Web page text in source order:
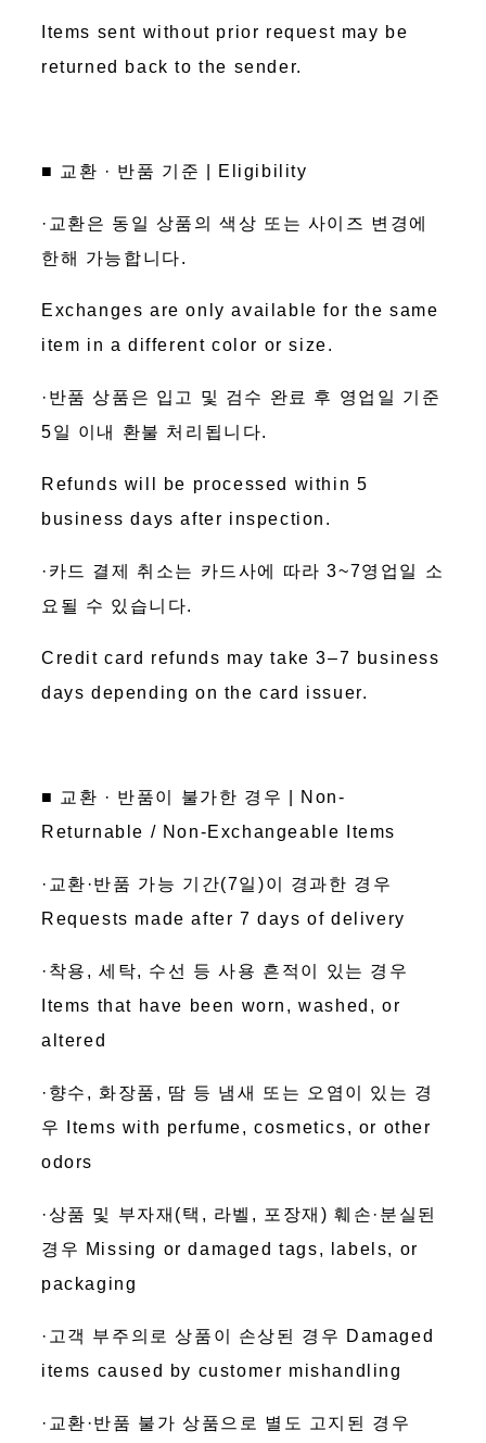
Items sent without prior request may be
returned back to the sender.
■ 교환 · 반품 기준 | Eligibility
·교환은 동일 상품의 색상 또는 사이즈 변경에
한해 가능합니다.
Exchanges are only available for the same
item in a different color or size.
·반품 상품은 입고 및 검수 완료 후 영업일 기준
5일 이내 환불 처리됩니다.
Refunds will be processed within 5
business days after inspection.
·카드 결제 취소는 카드사에 따라 3~7영업일 소
요될 수 있습니다.
Credit card refunds may take 3–7 business
days depending on the card issuer.
■ 교환 · 반품이 불가한 경우 | Non-
Returnable / Non-Exchangeable Items
·교환·반품 가능 기간(7일)이 경과한 경우
Requests made after 7 days of delivery
·착용, 세탁, 수선 등 사용 흔적이 있는 경우
Items that have been worn, washed, or
altered
·향수, 화장품, 땀 등 냄새 또는 오염이 있는 경
우 Items with perfume, cosmetics, or other
odors
·상품 및 부자재(택, 라벨, 포장재) 훼손·분실된
경우 Missing or damaged tags, labels, or
packaging
·고객 부주의로 상품이 손상된 경우 Damaged
items caused by customer mishandling
·교환·반품 불가 상품으로 별도 고지된 경우